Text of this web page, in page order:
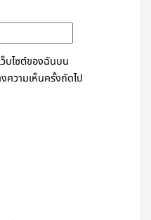
บไซต์ของฉันบน
ความเห็นครั้งถัดไป